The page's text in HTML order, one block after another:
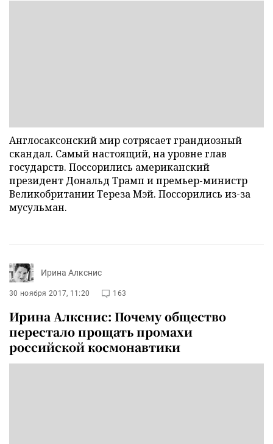
Англосаксонский мир сотрясает грандиозный
скандал. Самый настоящий, на уровне глав
государств. Поссорились американский
президент Дональд Трамп и премьер-министр
Великобритании Тереза Мэй. Поссорились из-за
мусульман.
Ирина Алкснис
30 ноября 2017, 11:20 163
Ирина Алкснис: Почему общество
перестало прощать промахи
российской космонавтики